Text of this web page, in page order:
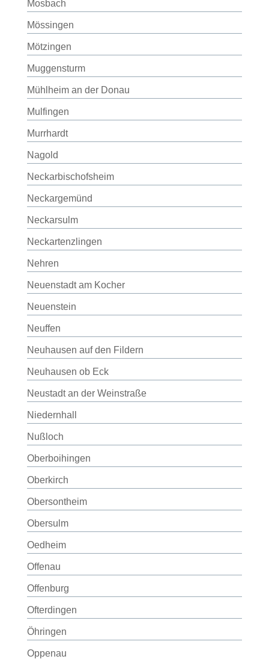
Mosbach
Mössingen
Mötzingen
Muggensturm
Mühlheim an der Donau
Mulfingen
Murrhardt
Nagold
Neckarbischofsheim
Neckargemünd
Neckarsulm
Neckartenzlingen
Nehren
Neuenstadt am Kocher
Neuenstein
Neuffen
Neuhausen auf den Fildern
Neuhausen ob Eck
Neustadt an der Weinstraße
Niedernhall
Nußloch
Oberboihingen
Oberkirch
Obersontheim
Obersulm
Oedheim
Offenau
Offenburg
Ofterdingen
Öhringen
Oppenau